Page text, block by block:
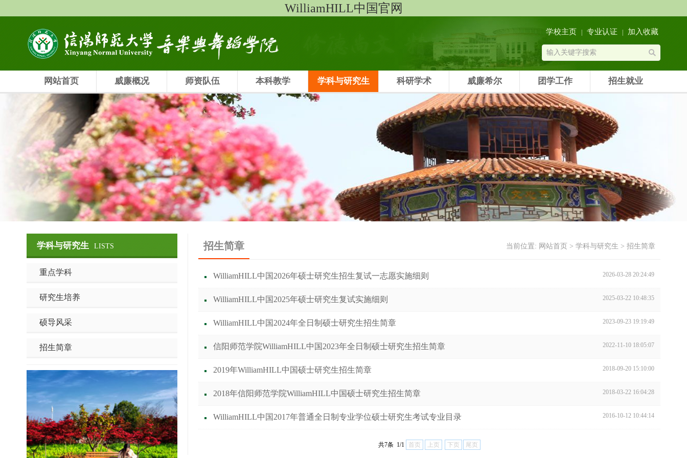
WilliamHILL中国官网
学校主页 专业认证 加入收藏
网站首页 威廉概况 师资队伍 本科教学 学科与研究生 科研学术 威廉希尔 团学工作 招生就业
学科与研究生 LISTS
重点学科
研究生培养
硕导风采
招生简章
招生简章 当前位置: 网站首页 > 学科与研究生 > 招生简章
2026-03-28 20:24:49
WilliamHILL中国2026年硕士研究生招生复试一志愿实施细则
2025-03-22 10:48:35
WilliamHILL中国2025年硕士研究生复试实施细则
2023-09-23 19:19:49
WilliamHILL中国2024年全日制硕士研究生招生简章
2022-11-10 18:05:07
信阳师范学院WilliamHILL中国2023年全日制硕士研究生招生简章
2018-09-20 15:10:00
2019年WilliamHILL中国硕士研究生招生简章
2018-03-22 16:04:28
2018年信阳师范学院WilliamHILL中国硕士研究生招生简章
2016-10-12 10:44:14
WilliamHILL中国2017年普通全日制专业学位硕士研究生考试专业目录
共7条 1/1 首页 上页 下页 尾页